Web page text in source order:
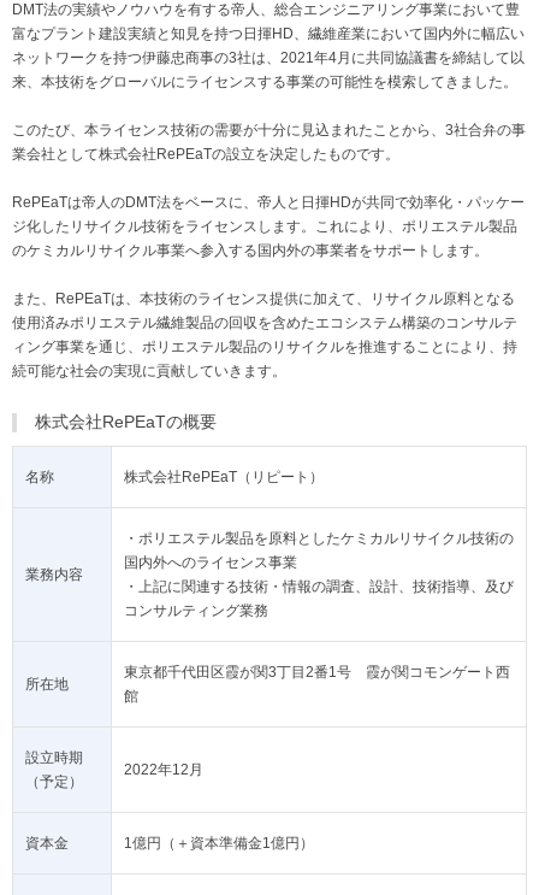
DMT法の実績やノウハウを有する帝人、総合エンジニアリング事業において豊
富なプラント建設実績と知見を持つ日揮HD、繊維産業において国内外に幅広い
ネットワークを持つ伊藤忠商事の3社は、2021年4月に共同協議書を締結して以
来、本技術をグローバルにライセンスする事業の可能性を模索してきました。
このたび、本ライセンス技術の需要が十分に見込まれたことから、3社合弁の事
業会社として株式会社RePEaTの設立を決定したものです。
RePEaTは帝人のDMT法をベースに、帝人と日揮HDが共同で効率化・パッケー
ジ化したリサイクル技術をライセンスします。これにより、ポリエステル製品
のケミカルリサイクル事業へ参入する国内外の事業者をサポートします。
また、RePEaTは、本技術のライセンス提供に加えて、リサイクル原料となる
使用済みポリエステル繊維製品の回収を含めたエコシステム構築のコンサルテ
ィング事業を通じ、ポリエステル製品のリサイクルを推進することにより、持
続可能な社会の実現に貢献していきます。
株式会社RePEaTの概要
名称 株式会社RePEaT（リピート）
業務内容
・ポリエステル製品を原料としたケミカルリサイクル技術の
国内外へのライセンス事業
・上記に関連する技術・情報の調査、設計、技術指導、及び
コンサルティング業務
所在地
東京都千代田区霞が関3丁目2番1号 霞が関コモンゲート西
館
設立時期
（予定）
2022年12月
資本金 1億円（＋資本準備金1億円）